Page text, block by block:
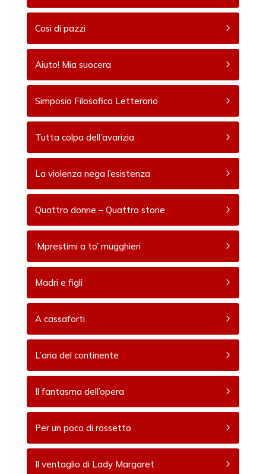
Cosi di pazzi
Aiuto! Mia suocera
Simposio Filosofico Letterario
Tutta colpa dell’avarizia
La violenza nega l’esistenza
Quattro donne – Quattro storie
‘Mprestimi a to’ mugghieri
Madri e figli
A cassaforti
L’aria del continente
Il fantasma dell’opera
Per un poco di rossetto
Il ventaglio di Lady Margaret